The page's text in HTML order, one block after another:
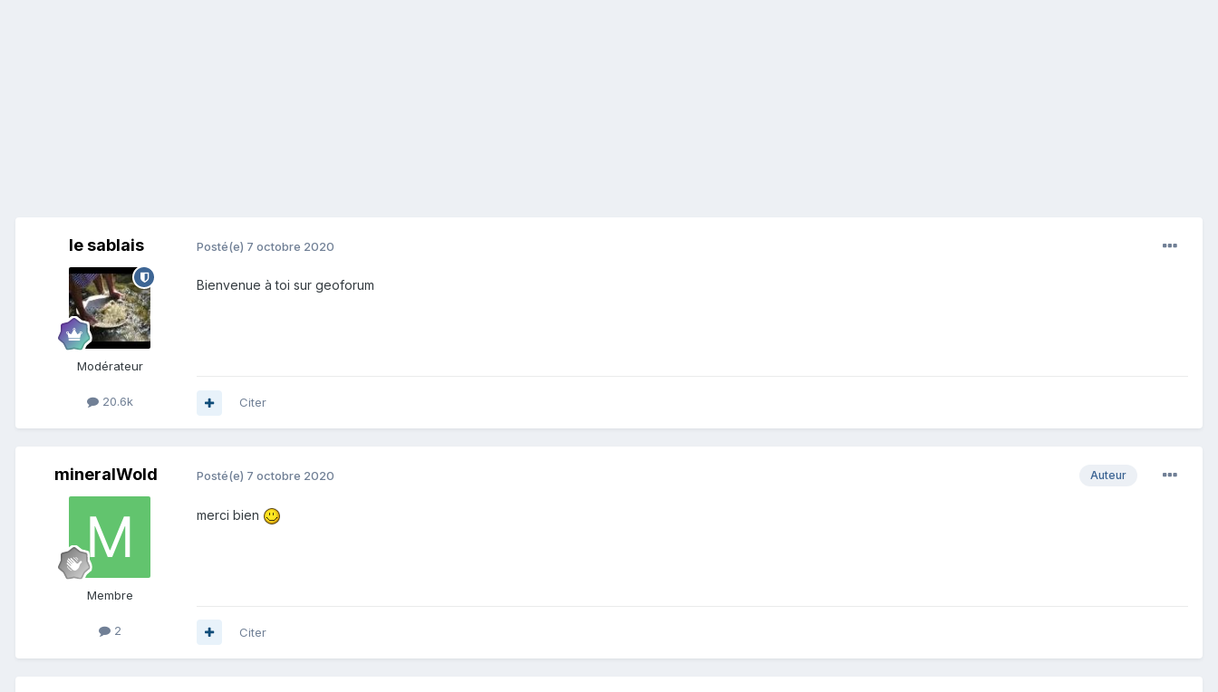
le sablais
Modérateur
20.6k
Posté(e) 7 octobre 2020
Bienvenue à toi sur geoforum
Citer
mineralWold
Membre
2
Auteur
Posté(e) 7 octobre 2020
merci bien
Citer